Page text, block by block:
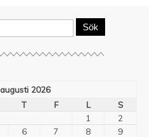
Sök
augusti 2026
T F L
S
1
2
6 7 8
9